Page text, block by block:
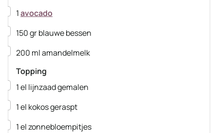
▢
1avocado
▢
150grblauwe bessen
▢
200 mlamandelmelk
Topping
▢
1el lijnzaadgemalen
▢
1el kokosgeraspt
▢
1elzonnebloempitjes